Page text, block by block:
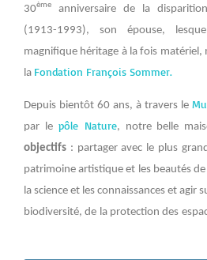
30ème
anniversaire de la
(1913-1993), son épouse,
magnifique héritage à la fois matériel,
la Fondation François Sommer.
Depuis bientôt 60 ans, à travers le
par le pôle Nature, notre belle
objectifs : partager avec le plus
patrimoine artistique et les beautés
la science et les connaissances et agir
biodiversité, de la protection des